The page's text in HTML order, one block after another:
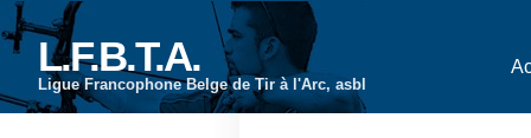
L.F.B.T.A.
Ligue Francophone Belge de Tir à l'Arc, asbl